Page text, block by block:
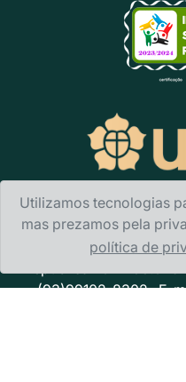
Ulbra Santarém- Av.
República · CEP
(93)99102-8302 · E-
Utilizamos tecnologias
mas prezamos pela
política de